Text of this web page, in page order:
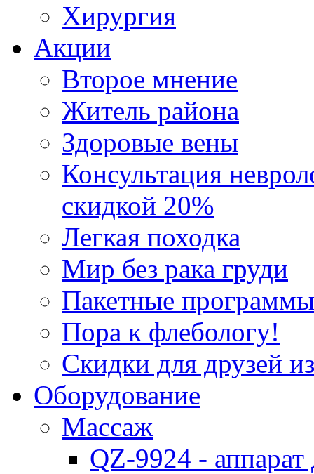
Хирургия
Акции
Второе мнение
Житель района
Здоровые вены
Консультация
скидкой 20%
Легкая походка
Мир без рака груди
Пакетные
Пора к флебологу!
Скидки для друзей
Оборудование
Массаж
QZ-9924 - аппарат